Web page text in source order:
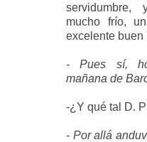
mucho frío,
excelente buen
- Pues sí,
mañana de
-¿Y qué tal D.
- Por allá